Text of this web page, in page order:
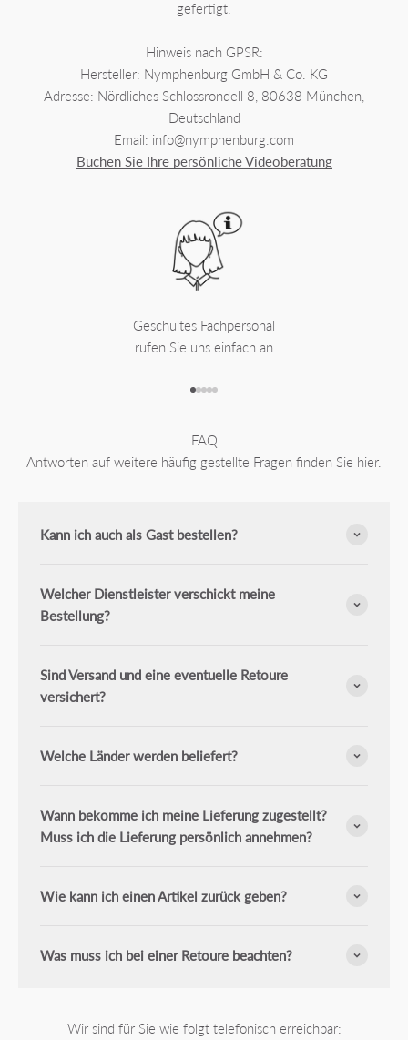
gefertigt.
Hinweis nach GPSR:
Hersteller: Nymphenburg GmbH & Co. KG
Adresse: Nördliches Schlossrondell 8, 80638 München,
Deutschland
Email: info@nymphenburg.com
Buchen Sie Ihre persönliche Videoberatung
Geschultes Fachpersonal
rufen Sie uns einfach an
FAQ
Antworten auf weitere häufig gestellte Fragen finden Sie hier.
Kann ich auch als Gast bestellen?
Welcher Dienstleister verschickt meine
Bestellung?
Sind Versand und eine eventuelle Retoure
versichert?
Welche Länder werden beliefert?
Wann bekomme ich meine Lieferung zugestellt?
Muss ich die Lieferung persönlich annehmen?
Wie kann ich einen Artikel zurück geben?
Was muss ich bei einer Retoure beachten?
Wir sind für Sie wie folgt telefonisch erreichbar: